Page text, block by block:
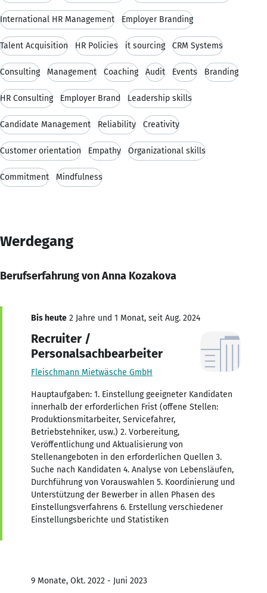
International HR Management Employer Branding
Talent Acquisition HR Policies it sourcing CRM Systems
Consulting Management Coaching Audit Events Branding
HR Consulting Employer Brand Leadership skills
Candidate Management Reliability Creativity
Customer orientation Empathy Organizational skills
Commitment Mindfulness
Werdegang
Berufserfahrung von Anna Kozakova
Bis heute 2 Jahre und 1 Monat, seit Aug. 2024
Recruiter /
Personalsachbearbeiter
Fleischmann Mietwäsche GmbH
Hauptaufgaben: 1. Einstellung geeigneter Kandidaten
innerhalb der erforderlichen Frist (offene Stellen:
Produktionsmitarbeiter, Servicefahrer,
Betriebstehniker, usw.) 2. Vorbereitung,
Veröffentlichung und Aktualisierung von
Stellenangeboten in den erforderlichen Quellen 3.
Suche nach Kandidaten 4. Analyse von Lebensläufen,
Durchführung von Vorauswahlen 5. Koordinierung und
Unterstützung der Bewerber in allen Phasen des
Einstellungsverfahrens 6. Erstellung verschiedener
Einstellungsberichte und Statistiken
9 Monate, Okt. 2022 - Juni 2023